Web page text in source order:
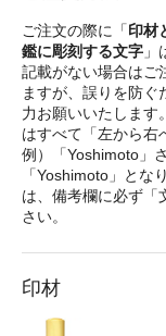
ご注文の際に「印材
鑑に彫刻する文字 」
記載がない場合はご
ますが、誤りを防
力お願いいたします
はすべて「左から右
例）「Yoshimoto」
「Yoshimoto」とな
は、備考欄に必ず「
さい。
印材